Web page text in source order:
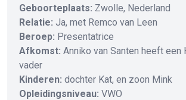
Geboorteplaats: Zwolle, Nederland
Relatie: Ja, met Remco van Leen
Beroep: Presentatrice
Afkomst: Anniko van Santen heeft een
vader
Kinderen: dochter Kat, en zoon Mink
Opleidingsniveau: VWO